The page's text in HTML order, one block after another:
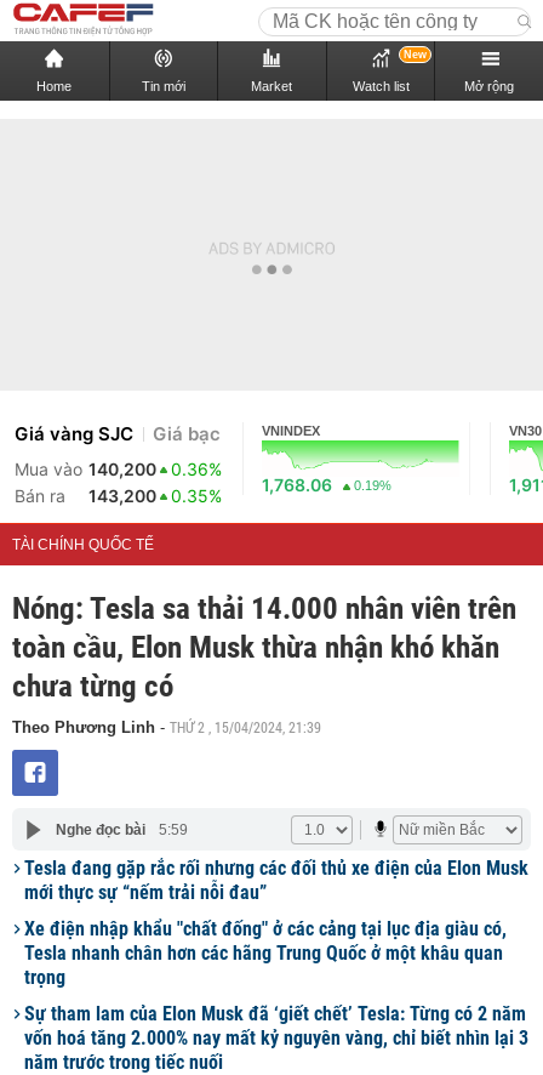
Home Tin mới Market Watch list
New
Mở rộng
Giá vàng SJC Giá bạc
Mua vào 140,200
0.36%
Bán ra
143,200 0.35%
VNINDEX
1,768.06 0.19%
VN30
TÀI CHÍNH QUỐC TẾ
Nóng: Tesla sa thải 14.000 nhân viên trên
toàn cầu, Elon Musk thừa nhận khó khăn
chưa từng có
Theo Phương Linh - THỨ 2 , 15/04/2024, 21:39
Nghe đọc bài 5:59
Tesla đang gặp rắc rối nhưng các đối thủ xe điện của Elon Musk
mới thực sự “nếm trải nỗi đau”
Xe điện nhập khẩu "chất đống" ở các cảng tại lục địa giàu có,
Tesla nhanh chân hơn các hãng Trung Quốc ở một khâu quan
trọng
Sự tham lam của Elon Musk đã ‘giết chết’ Tesla: Từng có 2 năm
vốn hoá tăng 2.000% nay mất kỷ nguyên vàng, chỉ biết nhìn lại 3
năm trước trong tiếc nuối